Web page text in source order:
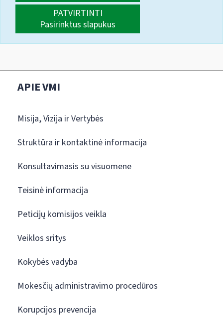
PATVIRTINTI
Pasirinktus slapukus
APIE VMI
Misija, Vizija ir Vertybės
Struktūra ir kontaktinė informacija
Konsultavimasis su visuomene
Teisinė informacija
Peticijų komisijos veikla
Veiklos sritys
Kokybės vadyba
Mokesčių administravimo procedūros
Korupcijos prevencija